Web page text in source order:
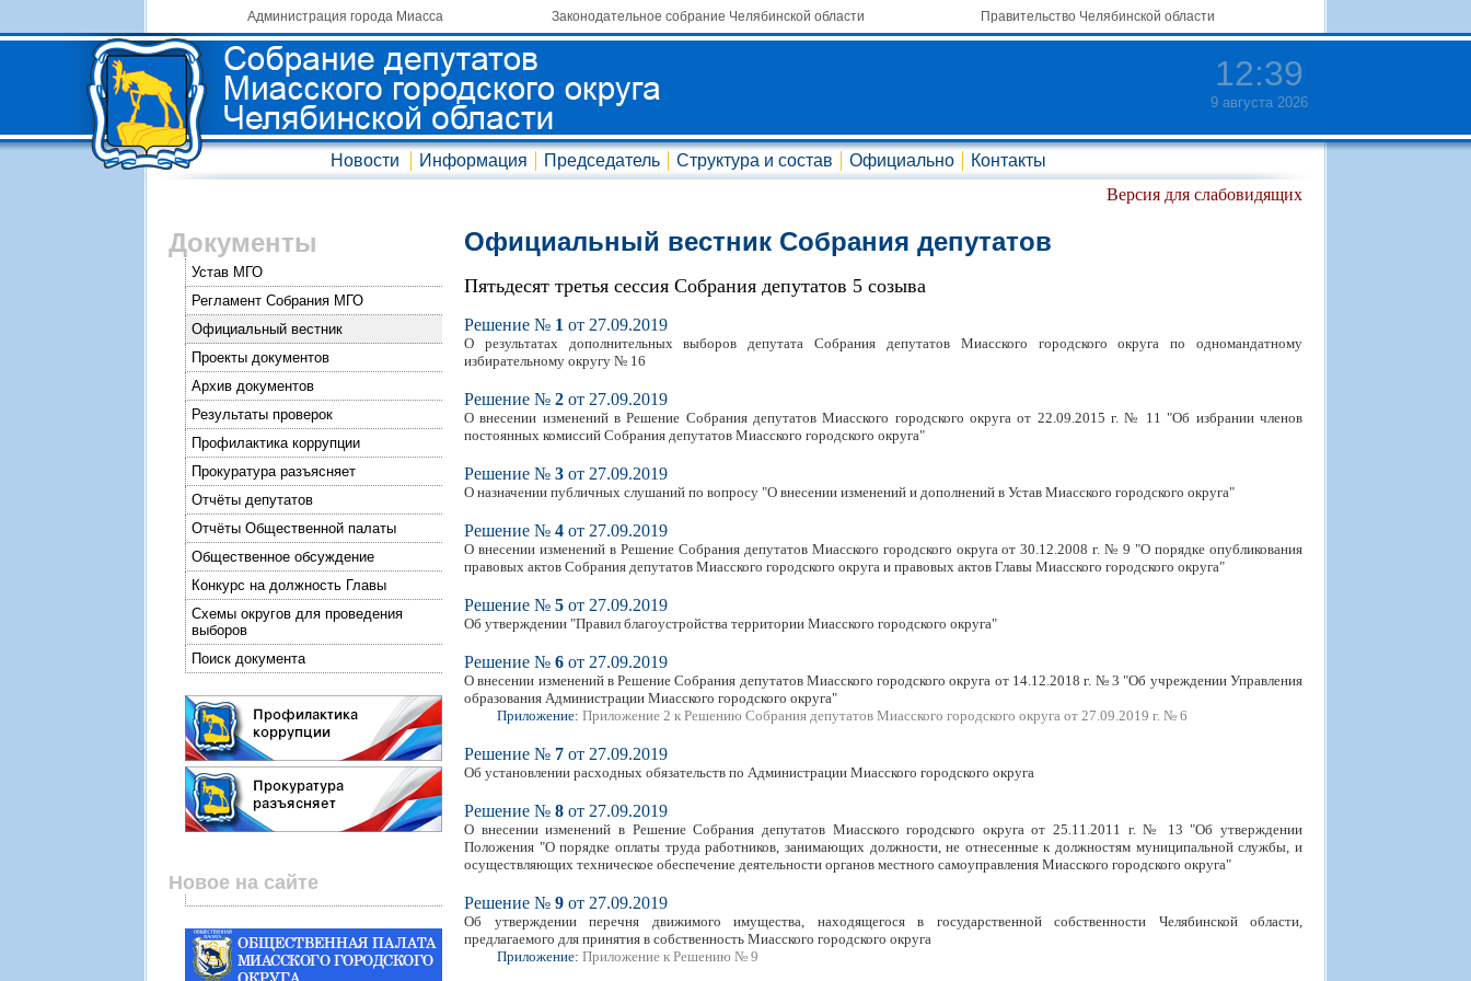
Администрация города Миасса Законодательное собрание Челябинской области Правительство Челябинской области
12:39
9 августа 2026
Новости Информация Председатель Структура и состав Официально
Контакты
Версия для слабовидящих
Документы
Устав МГО
Регламент Собрания МГО
Официальный вестник
Проекты документов
Архив документов
Результаты проверок
Профилактика коррупции
Прокуратура разъясняет
Отчёты депутатов
Отчёты Общественной палаты
Общественное обсуждение
Конкурс на должность Главы
Схемы округов для проведения
выборов
Поиск документа
Новое на сайте
Официальный вестник Собрания депутатов
Пятьдесят третья сессия Собрания депутатов 5 созыва
Решение № 1 от 27.09.2019
О результатах дополнительных выборов депутата Собрания депутатов Миасского городского округа по одномандатному
избирательному округу № 16
Решение № 2 от 27.09.2019
О внесении изменений в Решение Собрания депутатов Миасского городского округа от 22.09.2015 г. № 11 "Об избрании членов
постоянных комиссий Собрания депутатов Миасского городского округа"
Решение № 3 от 27.09.2019
О назначении публичных слушаний по вопросу "О внесении изменений и дополнений в Устав Миасского городского округа"
Решение № 4 от 27.09.2019
О внесении изменений в Решение Собрания депутатов Миасского городского округа от 30.12.2008 г. № 9 "О порядке опубликования
правовых актов Собрания депутатов Миасского городского округа и правовых актов Главы Миасского городского округа"
Решение № 5 от 27.09.2019
Об утверждении "Правил благоустройства территории Миасского городского округа"
Решение № 6 от 27.09.2019
О внесении изменений в Решение Собрания депутатов Миасского городского округа от 14.12.2018 г. № 3 "Об учреждении Управления
образования Администрации Миасского городского округа"
Приложение: Приложение 2 к Решению Собрания депутатов Миасского городского округа от 27.09.2019 г. № 6
Решение № 7 от 27.09.2019
Об установлении расходных обязательств по Администрации Миасского городского округа
Решение № 8 от 27.09.2019
О внесении изменений в Решение Собрания депутатов Миасского городского округа от 25.11.2011 г. № 13 "Об утверждении
Положения "О порядке оплаты труда работников, занимающих должности, не отнесенные к должностям муниципальной службы, и
осуществляющих техническое обеспечение деятельности органов местного самоуправления Миасского городского округа"
Решение № 9 от 27.09.2019
Об утверждении перечня движимого имущества, находящегося в государственной собственности Челябинской области,
предлагаемого для принятия в собственность Миасского городского округа
Приложение: Приложение к Решению № 9